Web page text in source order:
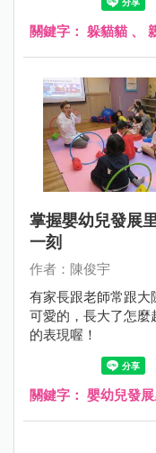
關鍵字： 躲貓貓 、
掌握嬰幼兒發展
一刻
作者：陳俊宇
有家長跟老師常跟大
可愛的，長大了怎麼
的表現喔！
關鍵字： 嬰幼兒發